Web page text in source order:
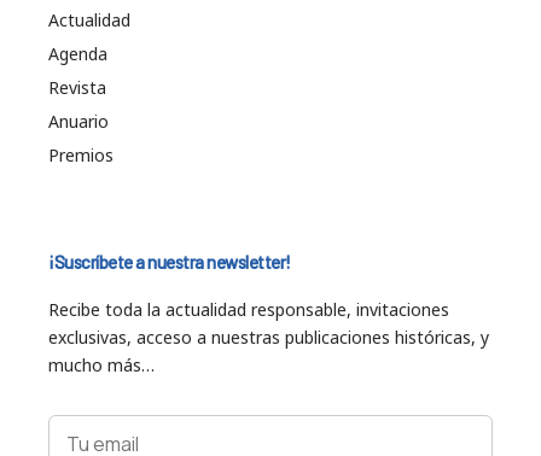
Actualidad
Agenda
Revista
Anuario
Premios
¡Suscríbete a nuestra newsletter!
Recibe toda la actualidad responsable, invitaciones
exclusivas, acceso a nuestras publicaciones históricas, y
mucho más…